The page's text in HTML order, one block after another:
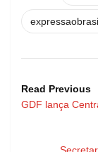
Read Previous
GDF lança